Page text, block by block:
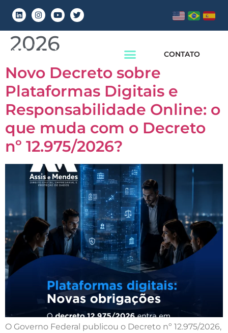
CONTATO
Dia:15 de junho de
2026
Novo Decreto sobre
Plataformas Digitais e
Responsabilidade Online: o
que muda com o Decreto
nº 12.975/2026?
O Governo Federal publicou o Decreto nº 12.975/2026,